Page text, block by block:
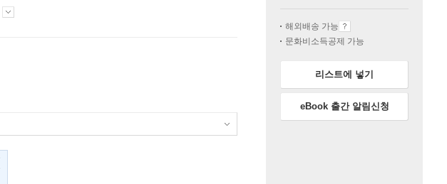
해외배송 가능
문화비소득공제 가능
리스트에 넣기
eBook 출간 알림신청